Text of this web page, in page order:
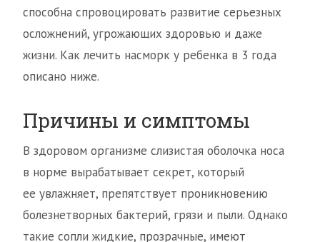
способна спровоцировать развитие серьезных
осложнений, угрожающих здоровью и даже
жизни. Как лечить насморк у ребенка в 3 года
описано ниже.
Причины и симптомы
В здоровом организме слизистая оболочка носа
в норме вырабатывает секрет, который
ее увлажняет, препятствует проникновению
болезнетворных бактерий, грязи и пыли. Однако
такие сопли жидкие, прозрачные, имеют